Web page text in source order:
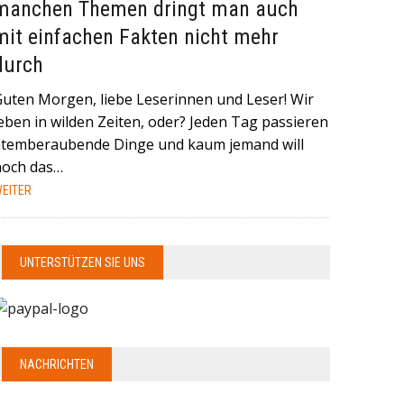
Themen dringt man auch
einfachen Fakten nicht mehr
Morgen, liebe Leserinnen und Leser! Wir
in wilden Zeiten, oder? Jeden Tag passieren
Dinge und kaum jemand will
das…
UNTERSTÜTZEN SIE UNS
NACHRICHTEN